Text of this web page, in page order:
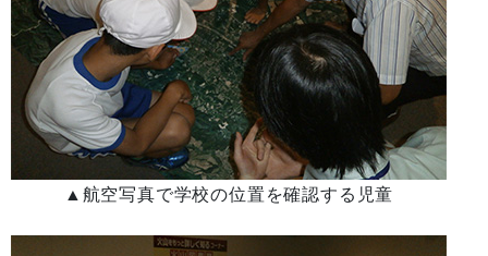
▲航空写真で学校の位置を確認する児童